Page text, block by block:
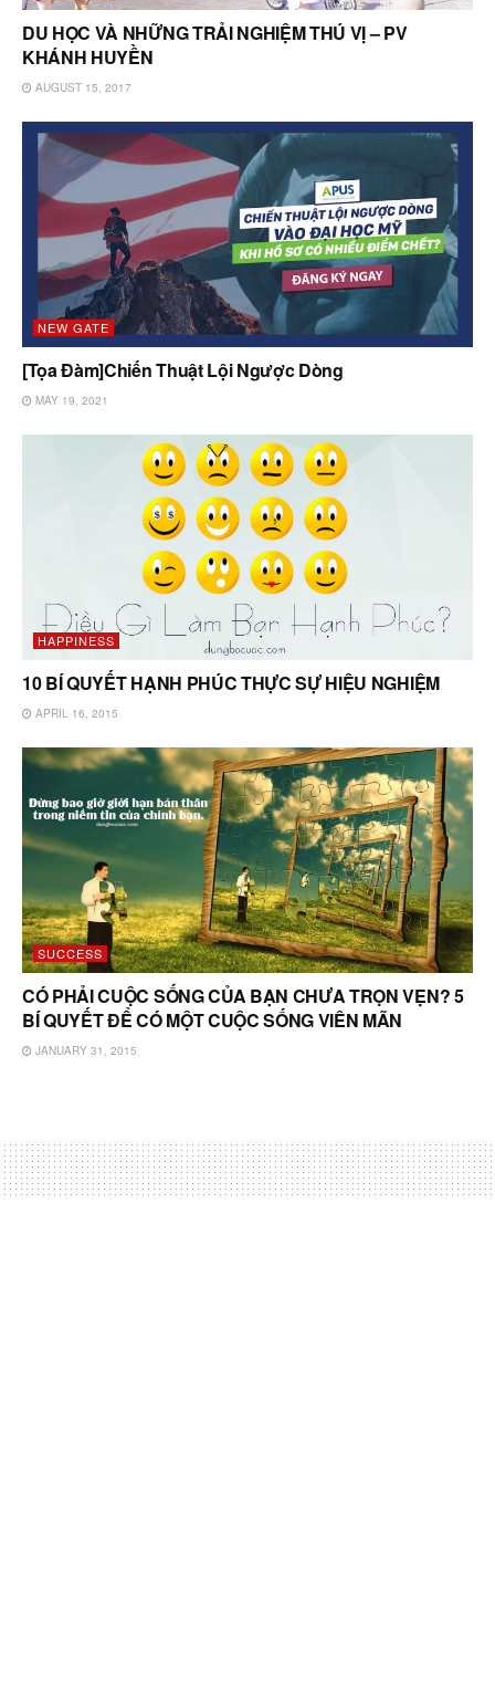
DU HỌC VÀ NHỮNG TRẢI NGHIỆM THÚ VỊ – PV
KHÁNH HUYỀN
AUGUST 15, 2017
NEW GATE
[Tọa Đàm]Chiến Thuật Lội Ngược Dòng
MAY 19, 2021
HAPPINESS
10 BÍ QUYẾT HẠNH PHÚC THỰC SỰ HIỆU NGHIỆM
APRIL 16, 2015
SUCCESS
CÓ PHẢI CUỘC SỐNG CỦA BẠN CHƯA TRỌN VẸN? 5
BÍ QUYẾT ĐỂ CÓ MỘT CUỘC SỐNG VIÊN MÃN
JANUARY 31, 2015